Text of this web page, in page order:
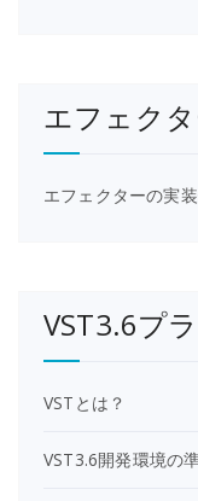
エフェク
エフェクターの実
VST3.6プ
VSTとは？
VST3.6開発環境の